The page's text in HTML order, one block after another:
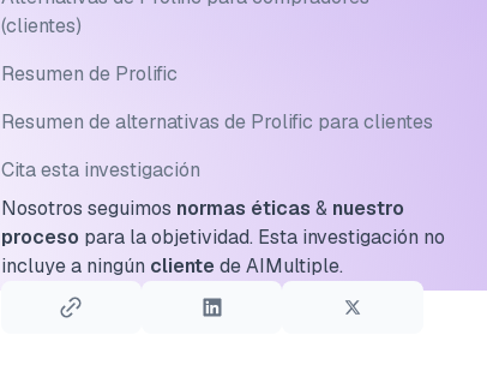
(clientes)
Resumen de Prolific
Resumen de alternativas de Prolific para clientes
Cita esta investigación
Nosotros seguimos normas éticas & nuestro
proceso para la objetividad. Esta investigación no
incluye a ningún cliente de AIMultiple.